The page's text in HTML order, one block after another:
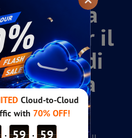
– La
per il
di
cloud a